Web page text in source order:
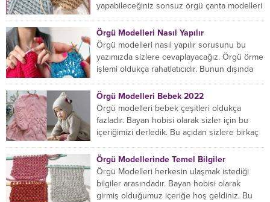
yapabileceğiniz sonsuz örgü çanta modelleri
Örgü Modelleri Nasıl Yapılır
Örgü modelleri nasıl yapılır sorusunu bu
yazımızda sizlere cevaplayacağız. Örgü örme
işlemi oldukça rahatlatıcıdır. Bunun dışında
Örgü Modelleri Bebek 2022
Örgü modelleri bebek çeşitleri oldukça
fazladır. Bayan hobisi olarak sizler için bu
içeriğimizi derledik. Bu açıdan sizlere birkaç
Örgü Modellerinde Temel Bilgiler
Örgü Modelleri herkesin ulaşmak istediği
bilgiler arasındadır. Bayan hobisi olarak
girmiş olduğumuz içeriğe hoş geldiniz. Bu